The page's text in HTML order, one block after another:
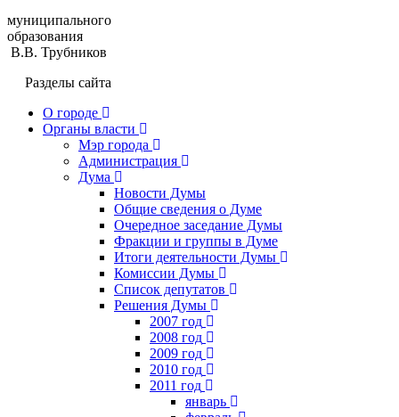
муниципального
образования
В.В. Трубников
Разделы сайта
О городе
Органы власти
Мэр города
Администрация
Дума
Новости Думы
Общие сведения о Думе
Очередное заседание Думы
Фракции и группы в Думе
Итоги деятельности Думы
Комиссии Думы
Список депутатов
Решения Думы
2007 год
2008 год
2009 год
2010 год
2011 год
январь